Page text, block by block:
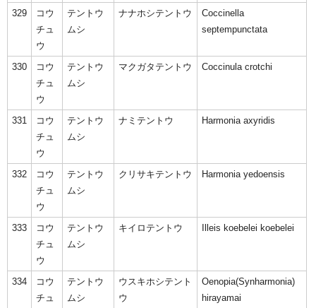
329
コウ
チュ
ウ
テントウ
ムシ
ナナホシテントウ
Coccinella
septempunctata
330
コウ
チュ
ウ
テントウ
ムシ
マクガタテントウ Coccinula crotchi
331
コウ
チュ
ウ
テントウ
ムシ
ナミテントウ Harmonia axyridis
332
コウ
チュ
ウ
テントウ
ムシ
クリサキテントウ Harmonia yedoensis
333
コウ
チュ
ウ
テントウ
ムシ
キイロテントウ Illeis koebelei koebelei
334
コウ
チュ
テントウ
ムシ
ウスキホシテント
ウ
Oenopia(Synharmonia)
hirayamai